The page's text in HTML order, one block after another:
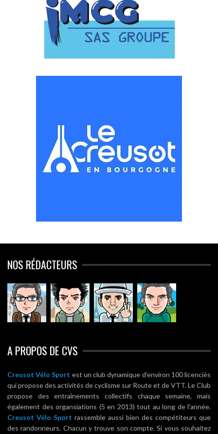
NOS RÉDACTEURS
A PROPOS DE CVS
Creusot Vélo Sport est un club dynamique d'environ 100 licenciés
qui propose des activités de cyclisme sur Route et de VTT. Le Club
propose des entraînements collectifs chaque semaine, mais
également des organsiations (5 en 2013) tout au long de l'année.
Creusot Vélo Sport rassemble aussi bien des compétiteurs que
des randonneurs. Chacun y trouve son compte. Si vous souhaitez